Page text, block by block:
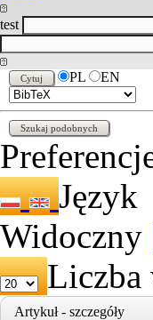
test
PL EN
Język
Widoczny
Artykuł - szczegóły